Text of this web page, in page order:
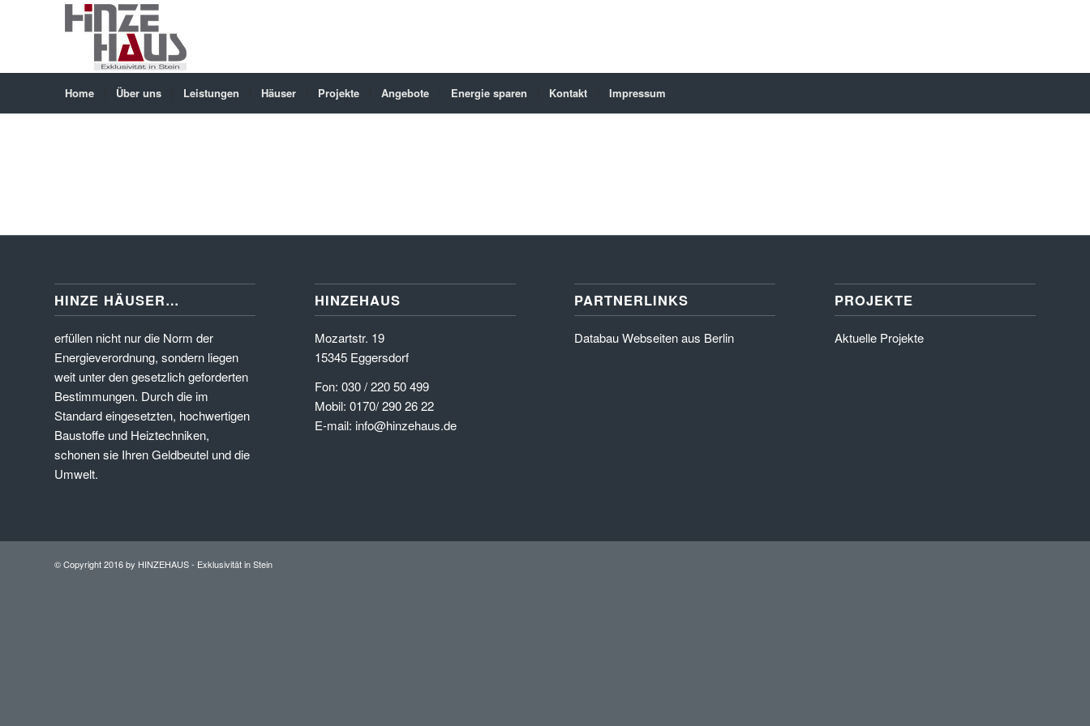
Home Über uns Leistungen Häuser Projekte Angebote Energie sparen Kontakt Impressum
HINZE HÄUSER…
erfüllen nicht nur die Norm der
Energieverordnung, sondern liegen
weit unter den gesetzlich geforderten
Bestimmungen. Durch die im
Standard eingesetzten, hochwertigen
Baustoffe und Heiztechniken,
schonen sie Ihren Geldbeutel und die
Umwelt.
HINZEHAUS
Mozartstr. 19
15345 Eggersdorf
Fon: 030 / 220 50 499
Mobil: 0170/ 290 26 22
E-mail: info@hinzehaus.de
PARTNERLINKS
Databau Webseiten aus Berlin
PROJEKTE
Aktuelle Projekte
© Copyright 2016 by HINZEHAUS - Exklusivität in Stein